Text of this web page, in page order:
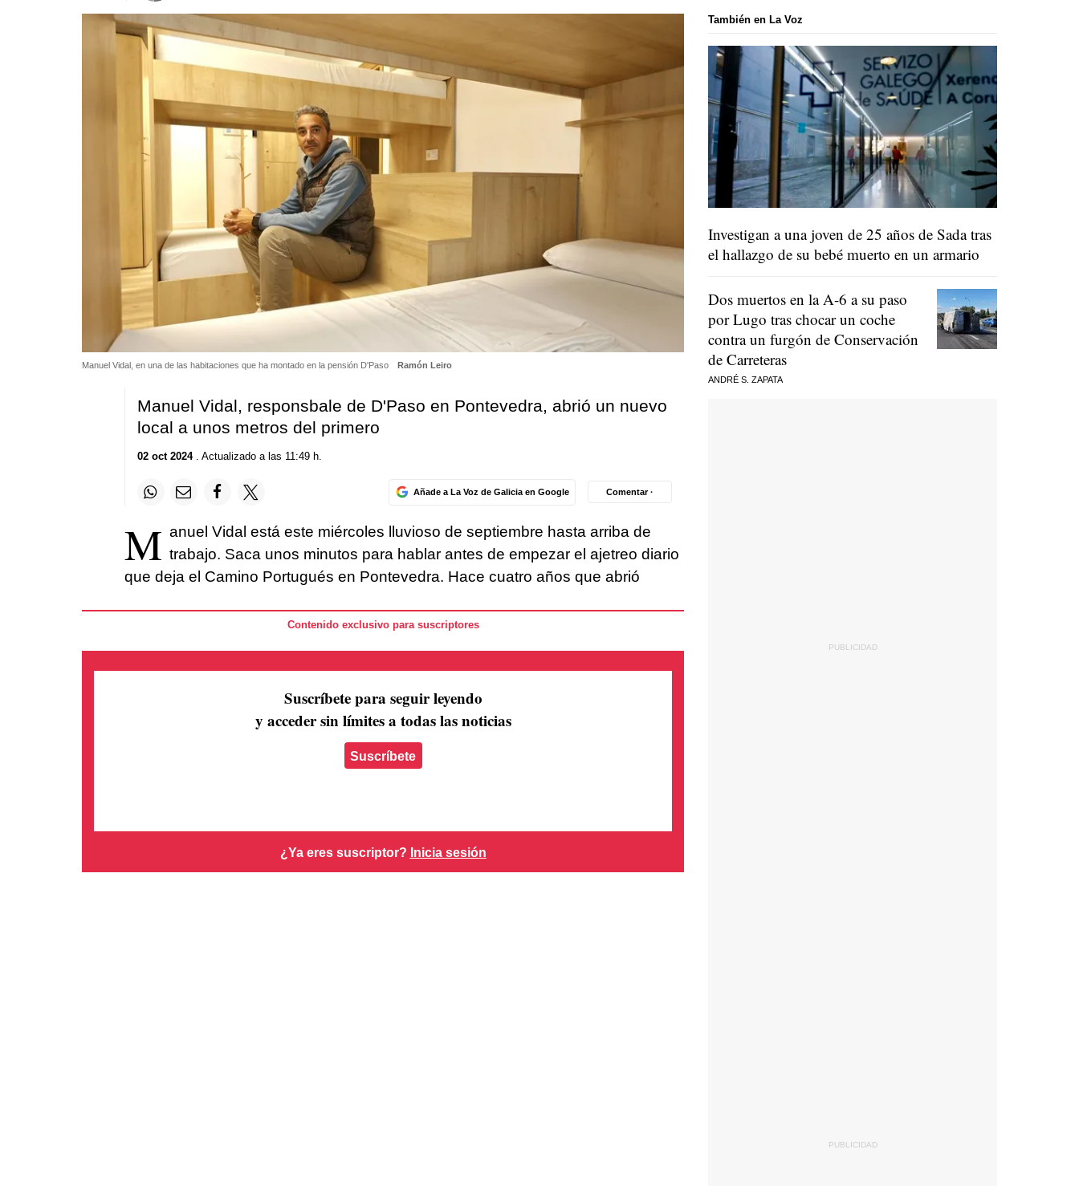
Manuel Vidal, en una de las habitaciones que ha montado en la pensión D'Paso Ramón Leiro
Manuel Vidal, responsbale de D'Paso en Pontevedra, abrió un nuevo
local a unos metros del primero
02 oct 2024. Actualizado a las 11:49 h.
Añade a La Voz de Galicia en Google Comentar ·
M anuel Vidal está este miércoles lluvioso de septiembre hasta arriba de
trabajo. Saca unos minutos para hablar antes de empezar el ajetreo diario
que deja el Camino Portugués en Pontevedra. Hace cuatro años que abrió
Contenido exclusivo para suscriptores
Suscríbete para seguir leyendo
y acceder sin límites a todas las noticias
Suscríbete
¿Ya eres suscriptor? Inicia sesión
También en La Voz
Investigan a una joven de 25 años de Sada tras
el hallazgo de su bebé muerto en un armario
Dos muertos en la A-6 a su paso
por Lugo tras chocar un coche
contra un furgón de Conservación
de Carreteras
ANDRÉ S. ZAPATA